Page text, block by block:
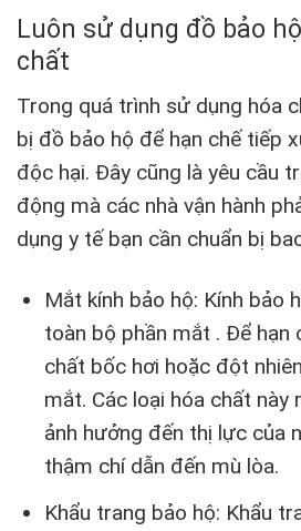
Luôn sử dụng đồ bảo
chất
Trong quá trình sử dụng hóa
bị đồ bảo hộ để hạn chế tiếp
độc hại. Đây cũng là yêu cầu
động mà các nhà vận hành
dụng y tế bạn cần chuẩn bị
Mắt kính bảo hộ: Kính bảo
toàn bộ phần mắt . Để hạn
chất bốc hơi hoặc đột
mắt. Các loại hóa chất này
ảnh hưởng đến thị lực của
thậm chí dẫn đến mù lòa.
Khẩu trang bảo hộ: Khẩu